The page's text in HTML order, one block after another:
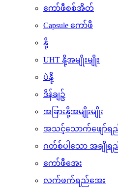
ကော်ဖီစေ့
အသင့်သောက်ကော်ဖီ
ကော်ဖီစစ်အိတ်
Capsule ကော်ဖီ
နို့
UHT နို့အမျိုးမျိုး
ပဲနို့
ဒိန်ချဥ်
အခြားနို့အမျိုးမျိုး
အသင့်သောက်ဖျော်ရည်
ဂတ်စ်ပါသော အချိုရည်